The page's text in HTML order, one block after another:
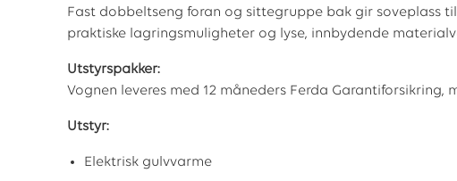
Fast dobbeltseng foran og sittegruppe bak gir soveplass
praktiske lagringsmuligheter og lyse, innbydende
Utstyrspakker:
Vognen leveres med 12 måneders Ferda Garantiforsikring,
Utstyr:
Elektrisk gulvvarme